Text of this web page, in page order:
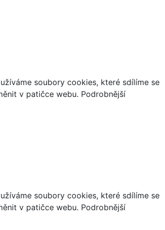
soubory cookies, které sdílíme se
v patičce webu. Podrobnější
soubory cookies, které sdílíme se
v patičce webu. Podrobnější